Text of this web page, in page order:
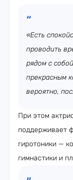
«Есть
проводить
рядом с
прекрасным
вероятно,
При этом
поддерживает
гиротоники —
гимнастики и